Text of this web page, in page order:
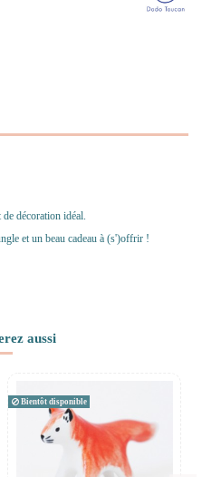
décoration idéal.
et un beau cadeau à (s')offrir !
aussi
Bientôt disponible